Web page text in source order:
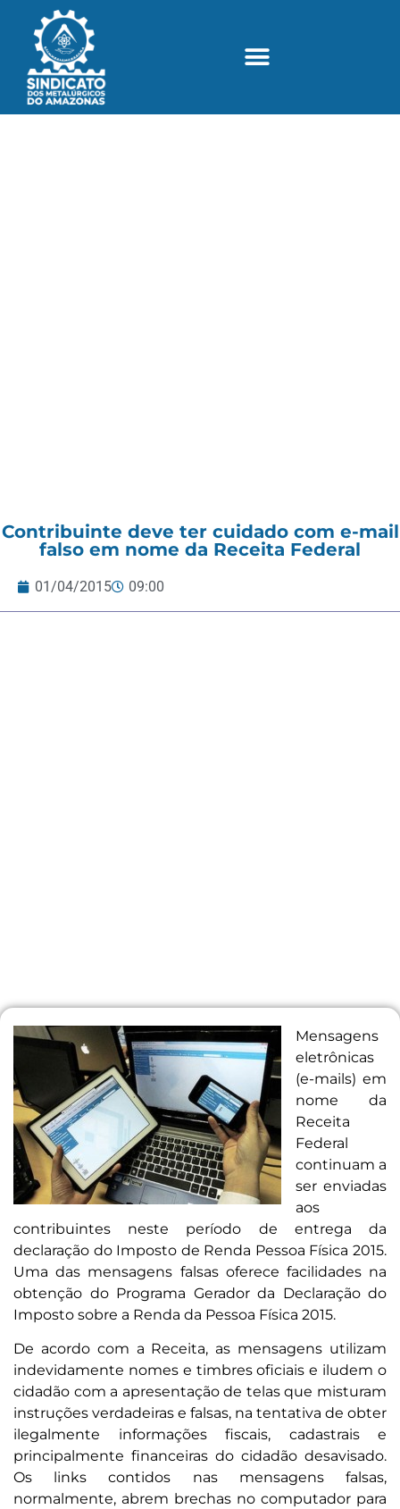
Contribuinte deve ter cuidado com e-mail
falso em nome da Receita Federal
01/04/2015 09:00
Mensagens
eletrônicas
(e-mails) em
nome da
Receita
Federal
continuam a
ser enviadas
aos
contribuintes neste período de entrega da
declaração do Imposto de Renda Pessoa Física 2015.
Uma das mensagens falsas oferece facilidades na
obtenção do Programa Gerador da Declaração do
Imposto sobre a Renda da Pessoa Física 2015.
De acordo com a Receita, as mensagens utilizam
indevidamente nomes e timbres oficiais e iludem o
cidadão com a apresentação de telas que misturam
instruções verdadeiras e falsas, na tentativa de obter
ilegalmente informações fiscais, cadastrais e
principalmente financeiras do cidadão desavisado.
Os links contidos nas mensagens falsas,
normalmente, abrem brechas no computador para